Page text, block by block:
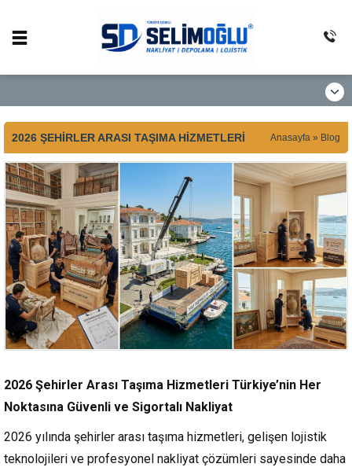
2026 ŞEHIRLER ARASI TAŞIMA HIZMETLERI Anasayfa » Blog
2026 Şehirler Arası Taşıma Hizmetleri Türkiye’nin Her
Noktasına Güvenli ve Sigortalı Nakliyat
2026 yılında şehirler arası taşıma hizmetleri, gelişen lojistik
teknolojileri ve profesyonel nakliyat çözümleri sayesinde daha